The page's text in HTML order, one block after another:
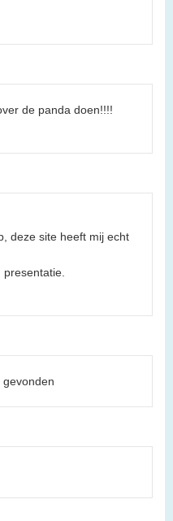
de panda doen!!!!
deze site heeft mij echt